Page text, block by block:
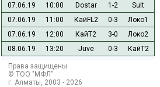
07.06.19 10:00 Dostar 1-2
Sult
07.06.19
11:00 КайFL2 0-3
Локо1
07.06.19
12:00 КайТ2 3-0
Локо2
08.06.19
13:20 Juve 0-3 КайТ2
Права защищены
© ТОО "МФЛ"
г. Алматы, 2003 - 2026